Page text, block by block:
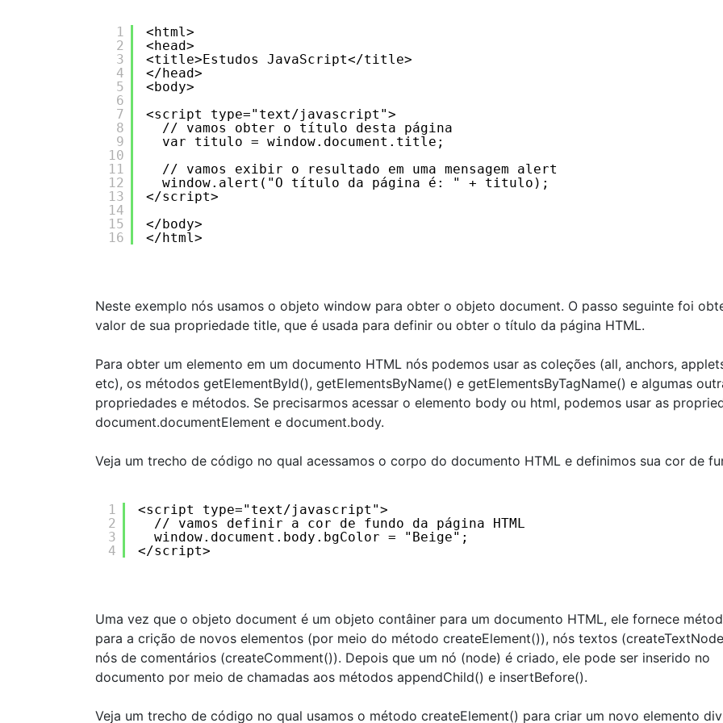
1
2
3
4
5
6
7
8
9
10
11
12
13
14
15
16
<html>
<head>
<title>Estudos JavaScript</title>
</head>
<body>
<script type="text/javascript">
// vamos obter o título desta página
var titulo = window.document.title;
// vamos exibir o resultado em uma mensagem alert
window.alert("O título da página é: " + titulo);
</script>
</body>
</html>
Neste exemplo nós usamos o objeto window para obter o objeto document. O passo seguinte foi
valor de sua propriedade title, que é usada para definir ou obter o título da página HTML.
Para obter um elemento em um documento HTML nós podemos usar as coleções (all, anchors,
etc), os métodos getElementById(), getElementsByName() e getElementsByTagName() e algumas
propriedades e métodos. Se precisarmos acessar o elemento body ou html, podemos usar as
document.documentElement e document.body.
Veja um trecho de código no qual acessamos o corpo do documento HTML e definimos sua cor de
1
2
3
4
<script type="text/javascript">
// vamos definir a cor de fundo da página HTML
window.document.body.bgColor = "Beige";
</script>
Uma vez que o objeto document é um objeto contâiner para um documento HTML, ele fornece
para a crição de novos elementos (por meio do método createElement()), nós textos
nós de comentários (createComment()). Depois que um nó (node) é criado, ele pode ser inserido no
documento por meio de chamadas aos métodos appendChild() e insertBefore().
Veja um trecho de código no qual usamos o método createElement() para criar um novo elemento